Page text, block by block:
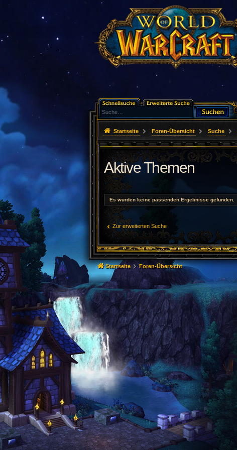
Startseite Foren-Übersicht Suche
Aktive Themen
Es wurden keine passenden Ergebnisse gefunden.
Zur erweiterten Suche
Startseite Foren-Übersicht